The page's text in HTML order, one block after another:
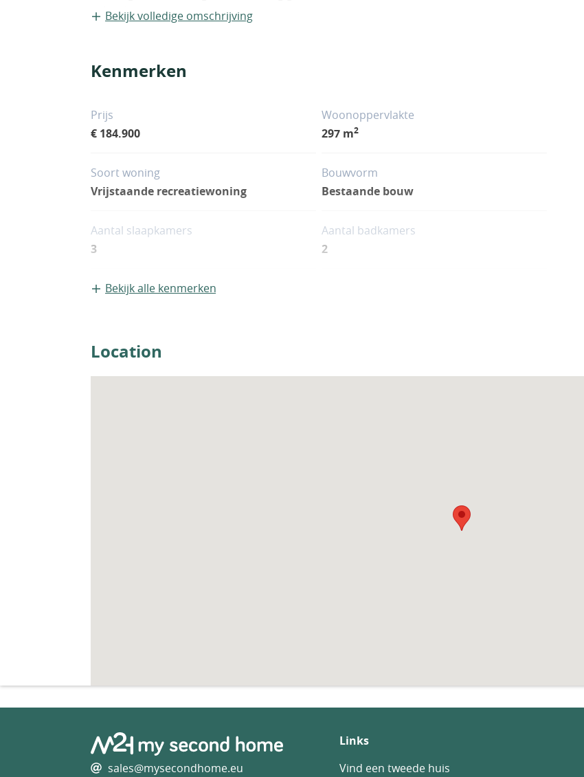
gebruik.
ligging is dit een interessante woning voor permanente bewoning, vakanties of
De locatie biedt een goede balans tussen rust en bereikbaarheid. Torre del Rico en
Cañada del Trigo liggen op ongeveer vijf minuten afstand en ook plaatsen zoals Pinoso
en Jumilla zijn eenvoudig bereikbaar. De luchthavens van Alicante en Murcia bevinden
Bekijk volledige omschrijving
Kenmerken
Prijs
€ 184.900
Woonoppervlakte
297 m2
Soort woning
Vrijstaande recreatiewoning
Bouwvorm
Bestaande bouw
Aantal slaapkamers
3
Aantal badkamers
2
Bekijk alle kenmerken
Location
sales@mysecondhome.eu
Links
Vind een tweede huis